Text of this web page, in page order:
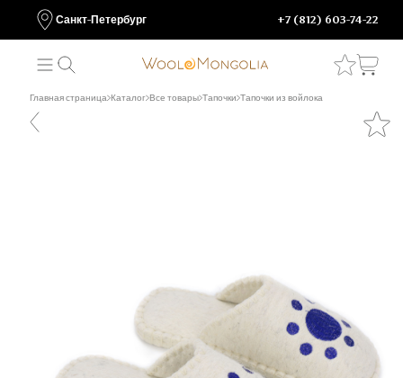
Санкт-Петербург +7 (812) 603-74-22
Главная страница Каталог Все товары Тапочки Тапочки из войлока